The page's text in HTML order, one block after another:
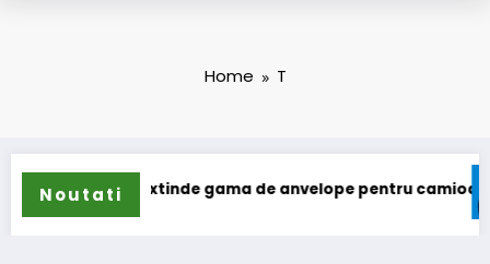
Home T
Noutati
Sailun își extinde gama de anvelope pentru camioane